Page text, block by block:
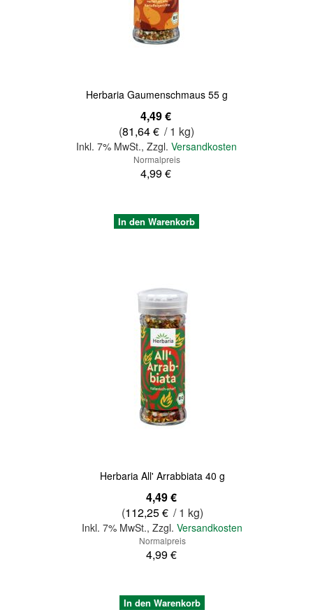
Herbaria Gaumenschmaus 55 g
4,49 €
(81,64 € / 1 kg)
Inkl. 7% MwSt., Zzgl. Versandkosten
Normalpreis
4,99 €
In den Warenkorb
Herbaria All' Arrabbiata 40 g
4,49 €
(112,25 € / 1 kg)
Inkl. 7% MwSt.,Zzgl.Versandkosten
Normalpreis
4,99 €
In den Warenkorb